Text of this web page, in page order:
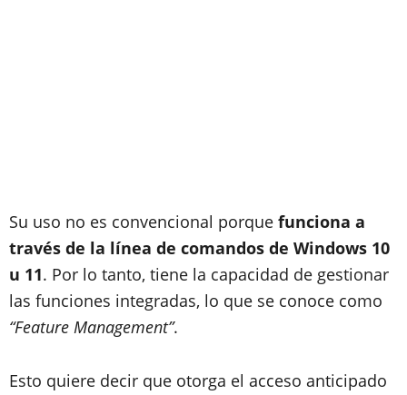
Su uso no es convencional porque funciona a
través de la línea de comandos de Windows 10
u 11. Por lo tanto, tiene la capacidad de gestionar
las funciones integradas, lo que se conoce como
“Feature Management”.
Esto quiere decir que otorga el acceso anticipado